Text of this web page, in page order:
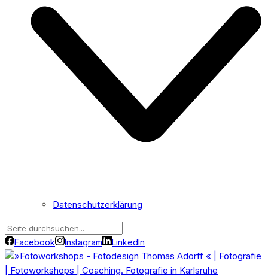
Datenschutzerklärung
Facebook Instagram LinkedIn